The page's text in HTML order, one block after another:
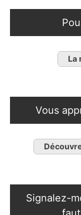
La
Vous
Signalez-